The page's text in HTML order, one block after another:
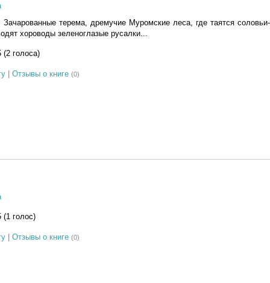
терема, дремучие Муромские леса, где таятся
хороводы зеленоглазые русалки...
(2 голоса)
| Отзывы о книге (0)
(1 голос)
| Отзывы о книге (0)